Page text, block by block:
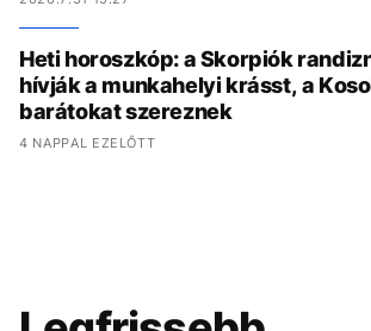
Heti horoszkóp: a Skorpiók
hívják a munkahelyi krásst, a
barátokat szereznek
4 NAPPAL EZELŐTT